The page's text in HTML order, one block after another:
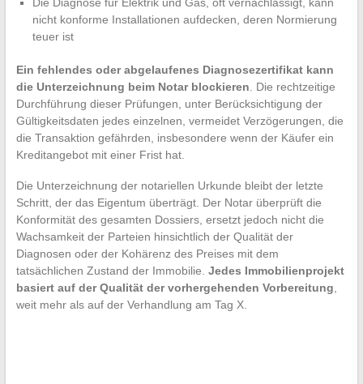
Die Diagnose für Elektrik und Gas, oft vernachlässigt, kann
nicht konforme Installationen aufdecken, deren Normierung
teuer ist
Ein fehlendes oder abgelaufenes Diagnosezertifikat kann
die Unterzeichnung beim Notar blockieren. Die rechtzeitige
Durchführung dieser Prüfungen, unter Berücksichtigung der
Gültigkeitsdaten jedes einzelnen, vermeidet Verzögerungen, die
die Transaktion gefährden, insbesondere wenn der Käufer ein
Kreditangebot mit einer Frist hat.
Die Unterzeichnung der notariellen Urkunde bleibt der letzte
Schritt, der das Eigentum überträgt. Der Notar überprüft die
Konformität des gesamten Dossiers, ersetzt jedoch nicht die
Wachsamkeit der Parteien hinsichtlich der Qualität der
Diagnosen oder der Kohärenz des Preises mit dem
tatsächlichen Zustand der Immobilie. Jedes Immobilienprojekt
basiert auf der Qualität der vorhergehenden Vorbereitung,
weit mehr als auf der Verhandlung am Tag X.